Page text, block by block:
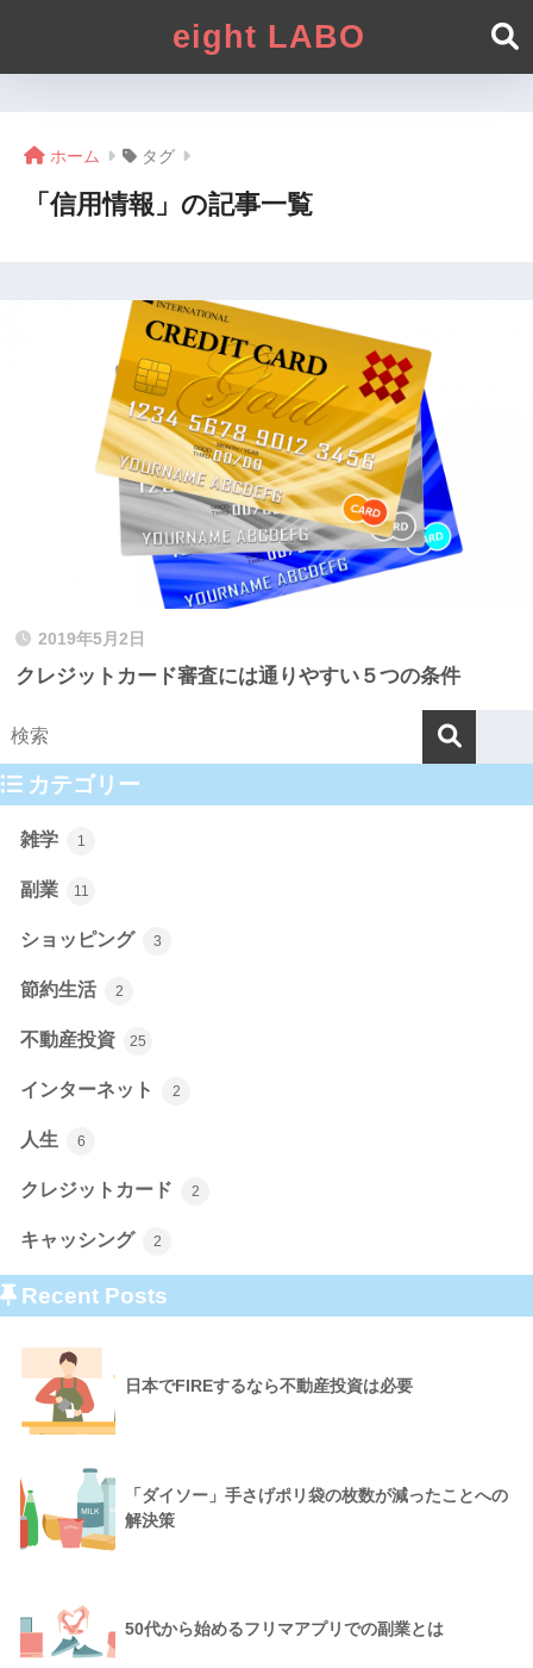
eight LABO
ホーム タグ
「信用情報」の記事一覧
2019年5月2日
クレジットカード審査には通りやすい５つの条件
カテゴリー
雑学 1
副業 11
ショッピング 3
節約生活 2
不動産投資 25
インターネット 2
人生 6
クレジットカード 2
キャッシング 2
Recent Posts
日本でFIREするなら不動産投資は必要
「ダイソー」手さげポリ袋の枚数が減ったことへの
解決策
50代から始めるフリマアプリでの副業とは